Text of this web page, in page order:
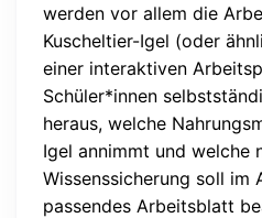
werden vor allem die
Kuscheltier-Igel (oder
einer interaktiven
Schüler*innen
heraus, welche
Igel annimmt und welche
Wissenssicherung soll im
passendes Arbeitsblatt